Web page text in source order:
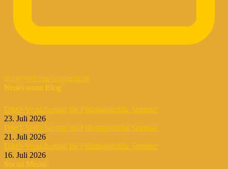
info@webinar-magazin.de
Neues ausm Blog
D&O-Versicherung für Führungskräfte Seminar
23. Juli 2026
D&O-Versicherung für Führungskräfte Seminar
21. Juli 2026
D&O-Versicherung für Führungskräfte Seminar
16. Juli 2026
Social Media